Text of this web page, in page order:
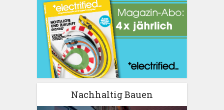
Nachhaltig Bauen